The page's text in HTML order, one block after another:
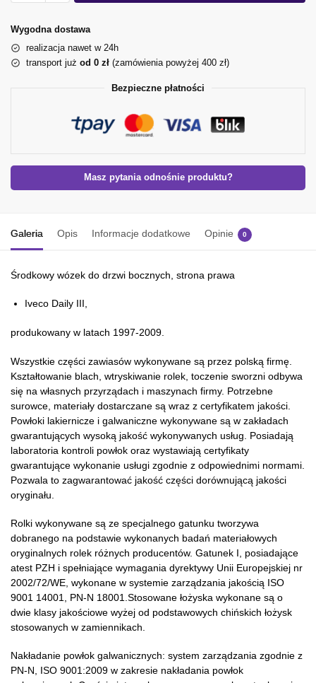
Wygodna dostawa
realizacja nawet w 24h
transport już od 0 zł (zamówienia powyżej 400 zł)
Bezpieczne płatności
Masz pytania odnośnie produktu?
Galeria Opis Informacje dodatkowe Opinie 0
Środkowy wózek do drzwi bocznych, strona prawa
Iveco Daily III,
produkowany w latach 1997-2009.
Wszystkie części zawiasów wykonywane są przez polską firmę.
Kształtowanie blach, wtryskiwanie rolek, toczenie sworzni odbywa
się na własnych przyrządach i maszynach firmy. Potrzebne
surowce, materiały dostarczane są wraz z certyfikatem jakości.
Powłoki lakiernicze i galwaniczne wykonywane są w zakładach
gwarantujących wysoką jakość wykonywanych usług. Posiadają
laboratoria kontroli powłok oraz wystawiają certyfikaty
gwarantujące wykonanie usługi zgodnie z odpowiednimi normami.
Pozwala to zagwarantować jakość części dorównującą jakości
oryginału.
Rolki wykonywane są ze specjalnego gatunku tworzywa
dobranego na podstawie wykonanych badań materiałowych
oryginalnych rolek różnych producentów. Gatunek I, posiadające
atest PZH i spełniające wymagania dyrektywy Unii Europejskiej nr
2002/72/WE, wykonane w systemie zarządzania jakością ISO
9001 14001, PN-N 18001.Stosowane łożyska wykonane są o
dwie klasy jakościowe wyżej od podstawowych chińskich łożysk
stosowanych w zamiennikach.
Nakładanie powłok galwanicznych: system zarządzania zgodnie z
PN-N, ISO 9001:2009 w zakresie nakładania powłok